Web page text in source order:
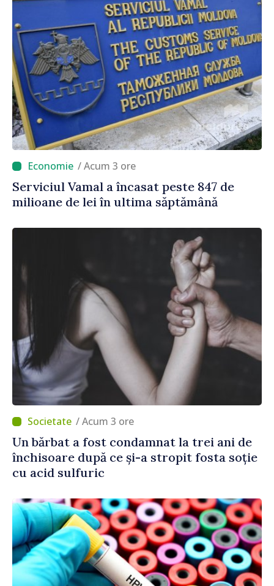
/ Acum 3 ore
Serviciul Vamal a încasat peste 847 de
milioane de lei în ultima săptămână
/ Acum 3 ore
Un bărbat a fost condamnat la trei ani de
închisoare după ce și-a stropit fosta soție
cu acid sulfuric